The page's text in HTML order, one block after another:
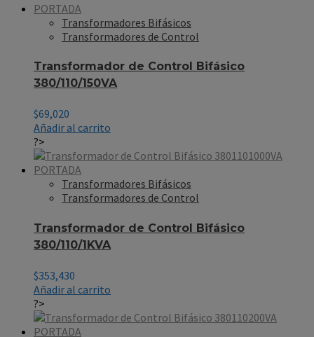
Transformadores Bifásicos
Transformadores de Control
Transformador de Control Bifásico
380/110/150VA
$69,020
Añadir al carrito
?>
Transformadores Bifásicos
Transformadores de Control
Transformador de Control Bifásico
380/110/1KVA
$353,430
Añadir al carrito
?>